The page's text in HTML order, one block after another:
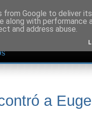
a
from Google to deliver
along with
and address abuse.